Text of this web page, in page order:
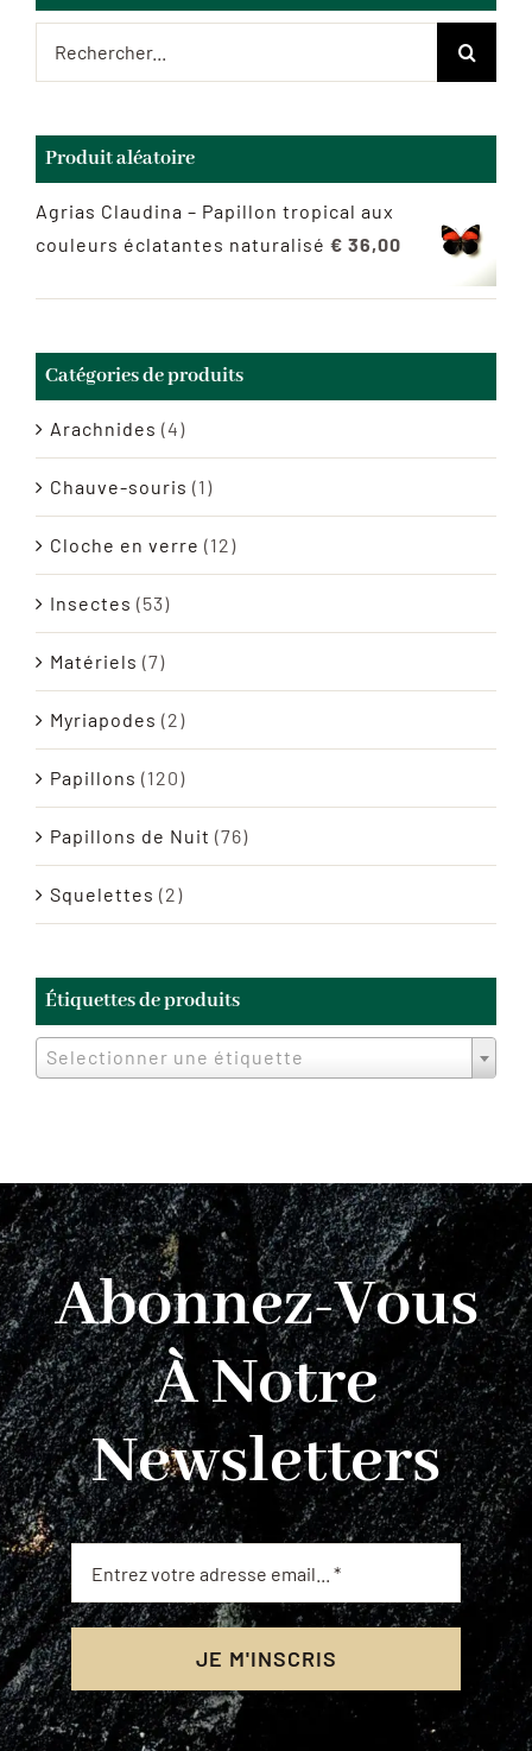
Produit aléatoire
Agrias Claudina – Papillon tropical aux
couleurs éclatantes naturalisé € 36,00
Catégories de produits
Arachnides (4)
Chauve-souris (1)
Cloche en verre (12)
Insectes (53)
Matériels (7)
Myriapodes (2)
Papillons (120)
Papillons de Nuit (76)
Squelettes (2)
Étiquettes de produits
Selectionner une étiquette
Abonnez-Vous
À Notre
Newsletters
JE M'INSCRIS